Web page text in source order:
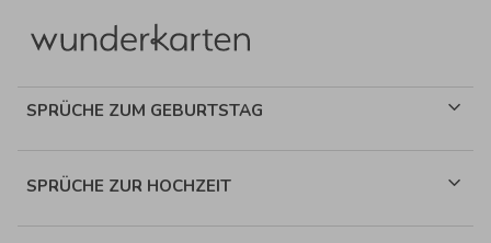
SPRÜCHE ZUM GEBURTSTAG
SPRÜCHE ZUR HOCHZEIT